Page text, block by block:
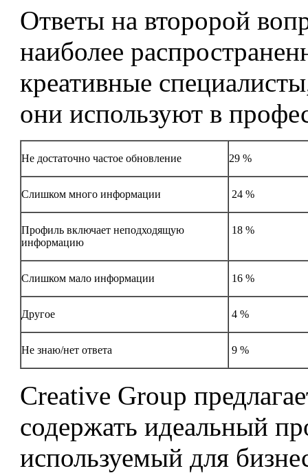
Ответы на второрой
наиболее
креативные
они используют в
Не достаточно частое обновление 29 %
Слишком много информации 24 %
Профиль включает неподходящую
информацию
18 %
Слишком мало информации 16 %
Другое 4 %
Не знаю/нет ответа 9 %
Creative Group
содержать идеальный
используемый для